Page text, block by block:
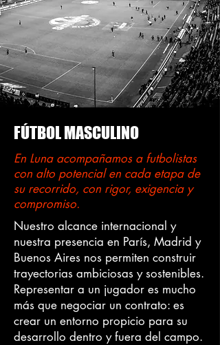
FÚTBOL MASCULINO
En Luna acompañamos a futbolistas
con alto potencial en cada etapa de
su recorrido, con rigor, exigencia y
compromiso.
Nuestro alcance internacional y
nuestra presencia en París, Madrid y
Buenos Aires nos permiten construir
trayectorias ambiciosas y sostenibles.
Representar a un jugador es mucho
más que negociar un contrato: es
crear un entorno propicio para su
desarrollo dentro y fuera del campo.